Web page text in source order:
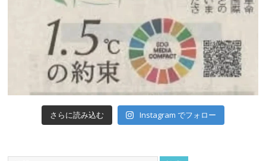
さらに読み込む Instagram でフォロー